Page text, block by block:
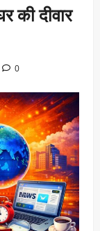
की दीवार
0